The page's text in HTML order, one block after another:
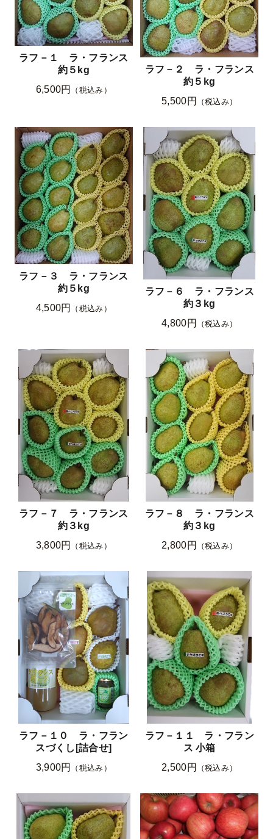
ラフ－１ ラ・フランス
約５kg
6,500円
（税込み）
ラフ－２ ラ・フランス
約５kg
5,500円
（税込み）
ラフ－３ ラ・フランス
約５kg
4,500円
（税込み）
ラフ－６ ラ・フランス
約３kg
4,800円
（税込み）
ラフ－７ ラ・フランス
約３kg
3,800円
（税込み）
ラフ－８ ラ・フランス
約３kg
2,800円
（税込み）
ラフ－１０ ラ・フラン
スづくし[詰合せ]
3,900円
（税込み）
ラフ－１１ ラ・フラン
ス 小箱
2,500円
（税込み）